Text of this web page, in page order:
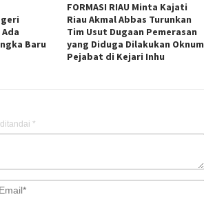
Baru
FORMASI RIAU Minta Kajati
Riau Akmal Abbas Turunkan
Tim Usut Dugaan Pemerasan
yang Diduga Dilakukan Oknum
Pejabat di Kejari Inhu
*